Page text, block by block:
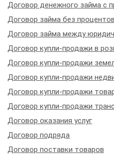
Договор денежного займа с
Договор займа без процентов
Договор займа между
Договор купли-продажи в
Договор купли-продажи
Договор купли-продажи
Договор купли-продажи
Договор купли-продажи
Договор оказания услуг
Договор подряда
Договор поставки товаров